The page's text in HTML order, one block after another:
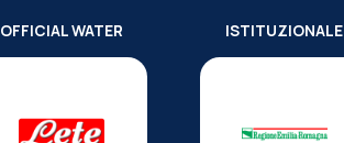
OFFICIAL WATER ISTITUZIONALE